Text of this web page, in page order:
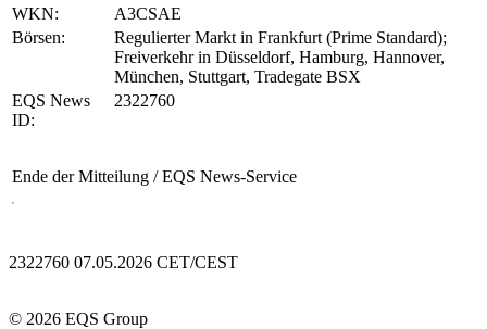
WKN:
A3CSAE
Börsen:
Regulierter Markt in Frankfurt (Prime Standard);
Freiverkehr in Düsseldorf, Hamburg, Hannover,
München, Stuttgart, Tradegate BSX
EQS News
ID:
2322760
Ende der Mitteilung / EQS News-Service
2322760 07.05.2026 CET/CEST
© 2026 EQS Group